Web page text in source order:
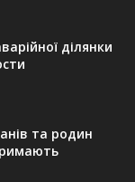
ділянки
та родин